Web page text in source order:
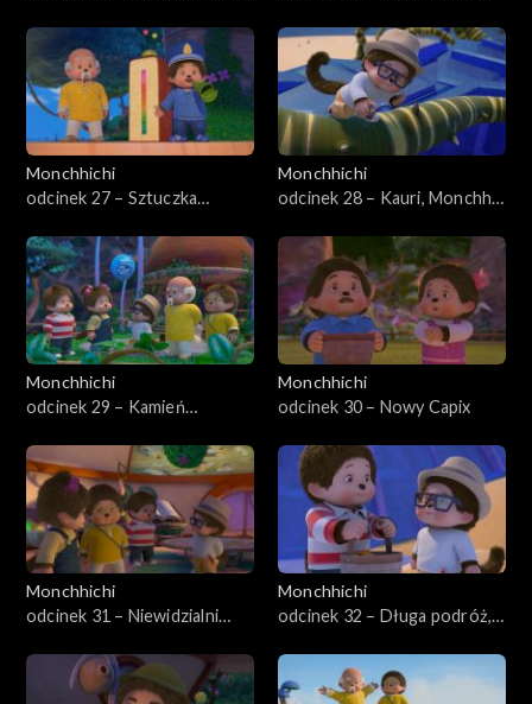
Monchhichi
odcinek 27 – Sztuczka
Monchhichi
odcinek 28 – Kauri, Monchhi-
Monchhichi
odcinek 29 – Kamień
Monchhichi
odcinek 30 – Nowy Capix
Monchhichi
odcinek 31 – Niewidzialni
Monchhichi
odcinek 32 – Długa podróż,